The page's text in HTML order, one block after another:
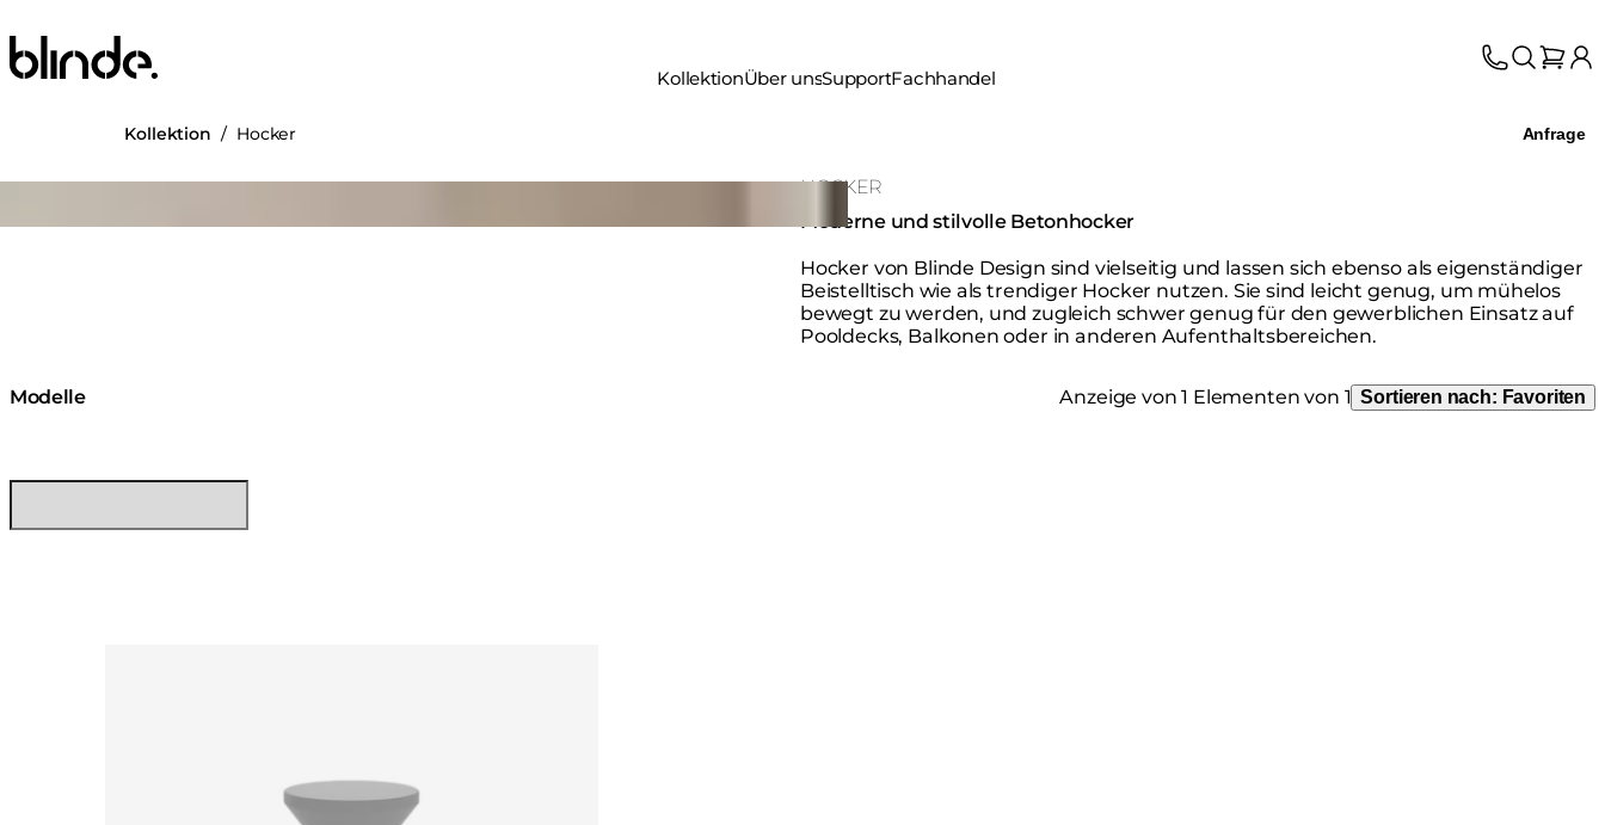
Blinde Design
KollektionÜber unsSupportFachhandel
Kollektion / Hocker Anfrage
HOCKER
Moderne und stilvolle Betonhocker
Hocker von Blinde Design sind vielseitig und lassen sich ebenso als eigenständiger
Beistelltisch wie als trendiger Hocker nutzen. Sie sind leicht genug, um mühelos
bewegt zu werden, und zugleich schwer genug für den gewerblichen Einsatz auf
Pooldecks, Balkonen oder in anderen Aufenthaltsbereichen.
Modelle Anzeige von 1 Elementen von 1 Sortieren nach: Favoriten